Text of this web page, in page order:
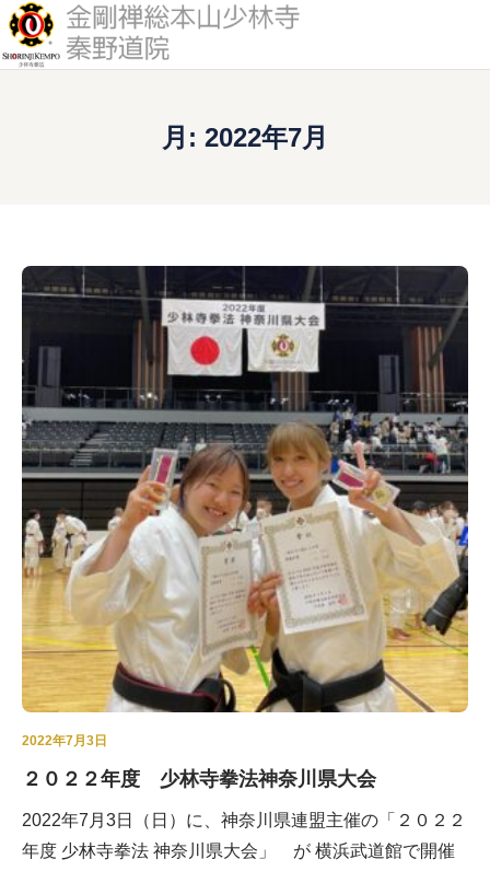
道院について
修練案内
活動予定
アクセス
入門案内
ブログ
月: 2022年7月
2022年7月3日
２０２２年度 少林寺拳法神奈川県大会
2022年7月3日（日）に、神奈川県連盟主催の「２０２２
年度 少林寺拳法 神奈川県大会」 が 横浜武道館で開催